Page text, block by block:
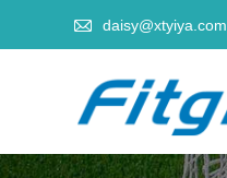
 daisy@xtyiya.com